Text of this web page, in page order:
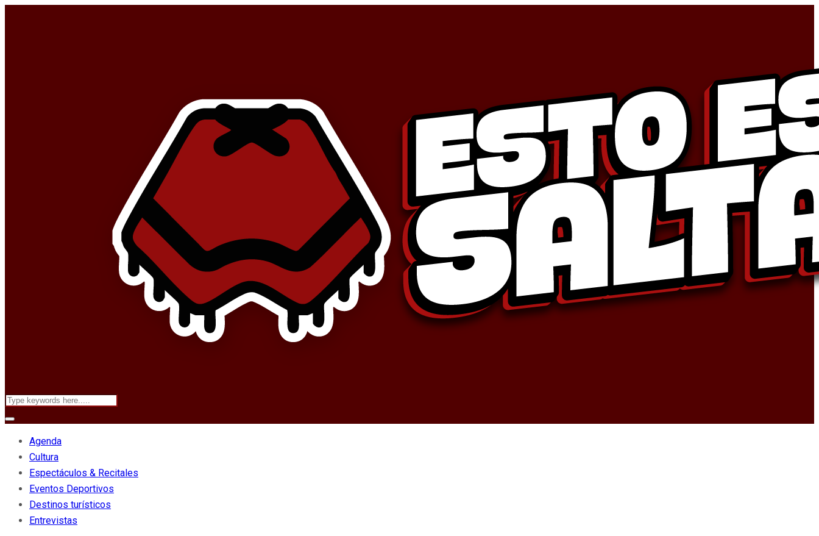
Agenda
Cultura
Espectáculos & Recitales
Eventos Deportivos
Destinos turísticos
Entrevistas